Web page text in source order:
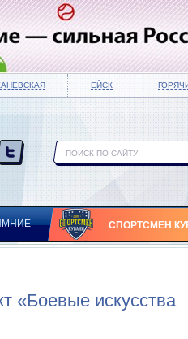
ЕЙСК
СПОРТСМЕН
«Боевые искусства